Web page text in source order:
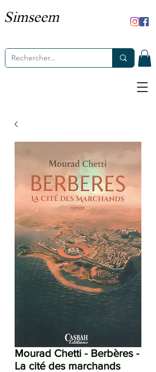
Simseem
Mourad Chetti - Berbères -
La cité des marchands